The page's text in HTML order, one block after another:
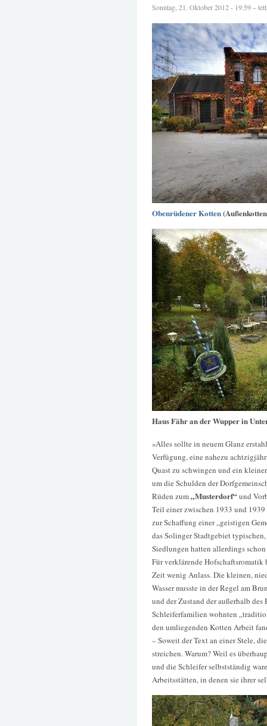
Sonntag, 21. Oktober 2012 - 19:59 –
Obenrüdener Kotten
Haus Fähr an der Wupper in
»Alles sollte in neuem Glanz
Verfügung, eine nahezu
Quast zu schwingen und ein
um die Schulden der
Rüden zum„Musterdorf“und
Teil einer zwischen 1933 und
zur Schaffung einer „geistigen
das Solinger Stadtgebiet
Siedlungen hatten allerdings
Für verklärende
Zeit wenig Anlass. Die kleinen,
Wasser musste in der Regel am
und der Zustand der außerhalb
Schleiferfamilien wohnten
den umliegenden Kotten Arbeit
– Soweit der Text an einer Stele,
streichen. Warum? Weil es
und die Schleifer selbstständig
Arbeitsstätten, in denen sie ihrer